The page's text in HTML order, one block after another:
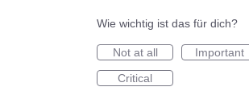
Wie wichtig ist das für dich?
Not at all
Important
Critical